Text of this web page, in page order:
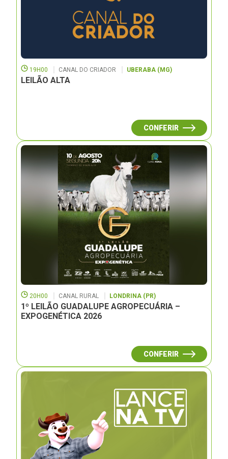
19H00 CANAL DO CRIADOR UBERABA (MG)
LEILÃO ALTA
CONFERIR
20H00 CANAL RURAL LONDRINA (PR)
1º LEILÃO GUADALUPE AGROPECUÁRIA –
EXPOGENÉTICA 2026
CONFERIR